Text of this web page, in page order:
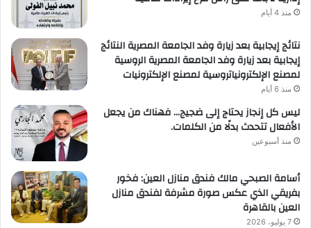
منذ 4 أيام
نتائج إيجابية بعد زيارة وفد الجامعة المصرية النتائج
إيجابية بعد زيارة وفد الجامعة المصرية الروسية
لمصنع الإلكترونياتروسية لمصنع الإلكترونيات
منذ 6 أيام
ليس كل إنجاز يحتاج إلى ضجيج… فهناك من يجعل
الأفعال تتحدث بدلًا من الكلمات.
منذ أسبوعين
أسامة الصبحي مالك فندق منازل العين: فخور
بفريقي الذي عكس صورة مشرفة لفندق منازل
العين بالقاهرة
7 يوليو، 2026